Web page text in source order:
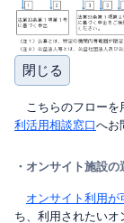
閉じる
こちらのフローを
利活用相談窓口へお
・オンサイト施設の
オンサイト利用が
ち、利用されたい